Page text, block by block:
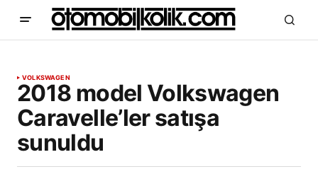
VOLKSWAGEN
2018 model Volkswagen
Caravelle’ler satışa
sunuldu